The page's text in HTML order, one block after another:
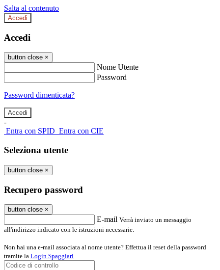
Salta al contenuto
Accedi
Accedi
button close ×
Nome Utente
Password
Password dimenticata?
-
Entra con SPID Entra con CIE
Seleziona utente
button close ×
Recupero password
button close ×
E-mail Verrà inviato un messaggio
all'indirizzo indicato con le istruzioni necessarie.
Non hai una e-mail associata al nome utente? Effettua il reset della password
tramite la Login Spaggiari